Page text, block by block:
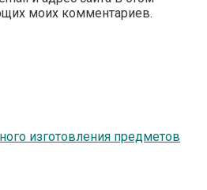
моих комментариев.
изготовления предметов